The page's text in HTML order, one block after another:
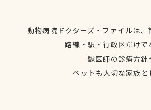
動物病院ドクターズ・ファイルは
路線・駅・行政区だけ
獣医師の診療方
ペットも大切な家族